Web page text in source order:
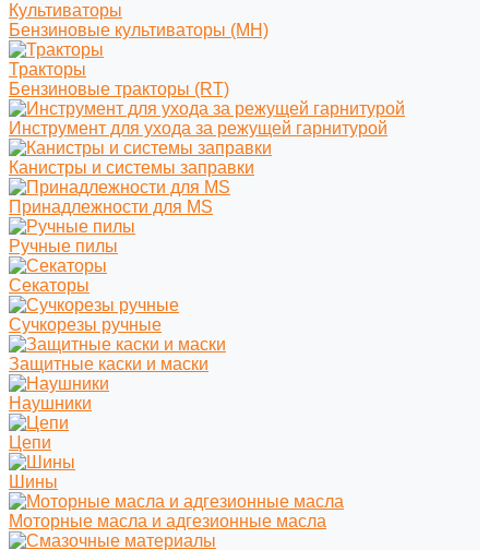
Культиваторы
Бензиновые культиваторы (MH)
Тракторы
Бензиновые тракторы (RT)
Инструмент для ухода за режущей гарнитурой
Канистры и системы заправки
Принадлежности для MS
Ручные пилы
Секаторы
Сучкорезы ручные
Защитные каски и маски
Наушники
Цепи
Шины
Моторные масла и адгезионные масла